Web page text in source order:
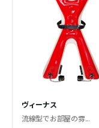
ヴィーナス
流線型でお部屋の雰...